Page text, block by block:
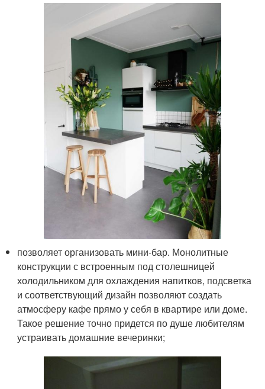
позволяет организовать мини-бар. Монолитные
конструкции с встроенным под столешницей
холодильником для охлаждения напитков, подсветка
и соответствующий дизайн позволяют создать
атмосферу кафе прямо у себя в квартире или доме.
Такое решение точно придется по душе любителям
устраивать домашние вечеринки;